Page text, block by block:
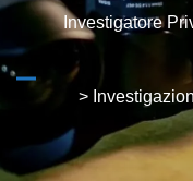
Investigatore
>